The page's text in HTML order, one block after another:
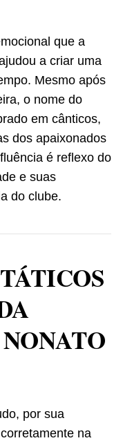
que a
a criar uma
Mesmo após
o nome do
em cânticos,
dos apaixonados
é reflexo do
e suas
do clube.
por sua
na